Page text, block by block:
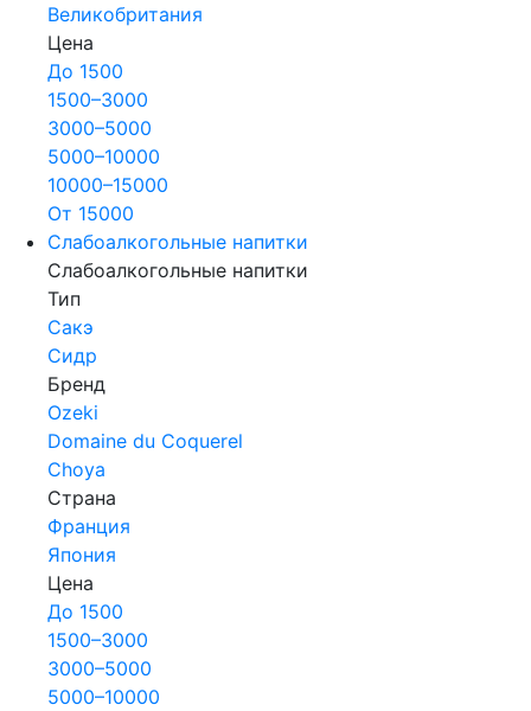
Великобритания
Цена
До 1500
1500–3000
3000–5000
5000–10000
10000–15000
От 15000
Слабоалкогольные напитки
Слабоалкогольные напитки
Тип
Сакэ
Сидр
Бренд
Ozeki
Domaine du Coquerel
Choya
Страна
Франция
Япония
Цена
До 1500
1500–3000
3000–5000
5000–10000